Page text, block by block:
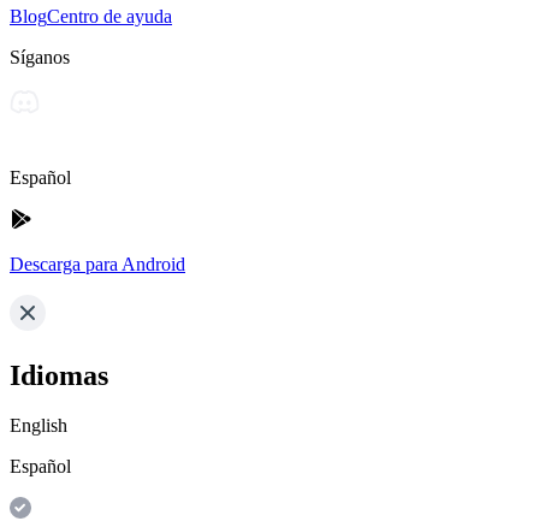
BlogCentro de ayuda
Síganos
Español
Descarga para Android
Idiomas
English
Español